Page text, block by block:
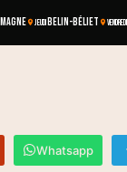
JEUDIBELIN-BÉLIET VENDREDI
Whatsapp